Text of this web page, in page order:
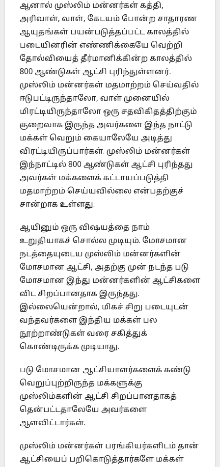
ஆனால் முஸ்லிம் மன்னர்கள் கத்தி,
அரிவாள், வாள், கேடயம் போன்ற சாதாரண
ஆயுதங்கள் பயன்படுத்தப்பட்ட காலத்தில்
படையினரின் எண்ணிக்கையே வெற்றி
தோல்வியைத் தீர்மானிக்கின்ற காலத்தில்
800 ஆண்டுகள் ஆட்சி புரிந்துள்ளனர்.
முஸ்லிம் மன்னர்கள் மதமாற்றம் செய்வதில்
ஈடுபட்டிருந்தாலோ, வாள் முனையில்
மிரட்டியிருந்தாலோ ஒரு சதவிகிதத்திற்கும்
குறைவாக இருந்த அவர்களை இந்த நாட்டு
மக்கள் வெறும் கையாலேயே அடித்து
விரட்டியிருப்பார்கள். முஸ்லிம் மன்னர்கள்
இந்நாட்டில் 800 ஆண்டுகள் ஆட்சி புரிந்தது
அவர்கள் மக்களைக் கட்டாயப்படுத்தி
மதமாற்றம் செய்யவில்லை என்பதற்குச்
சான்றாக உள்ளது.
ஆயினும் ஒரு விஷயத்தை நாம்
உறுதியாகச் சொல்ல முடியும். மோசமான
நடத்தையுடைய முஸ்லிம் மன்னர்களின்
மோசமான ஆட்சி, அதற்கு முன் நடந்த படு
மோசமான இந்து மன்னர்களின் ஆட்சிகளை
விட சிறப்பானதாக இருந்தது.
இல்லையென்றால், மிகச் சிறு படையுடன்
வந்தவர்களை இந்திய மக்கள் பல
நூற்றாண்டுகள் வரை சகித்துக்
கொண்டிருக்க முடியாது.
படு மோசமான ஆட்சியாளர்களைக் கண்டு
வெறுப்புற்றிருந்த மக்களுக்கு
முஸ்லிம்களின் ஆட்சி சிறப்பானதாகத்
தென்பட்டதாலேயே அவர்களை
ஆளவிட்டார்கள்.
முஸ்லிம் மன்னர்கள் பரங்கியர்களிடம் தான்
ஆட்சியைப் பறிகொடுத்தார்களே மக்கள்